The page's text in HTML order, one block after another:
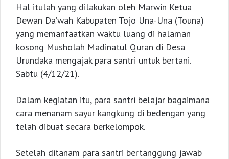
Hal itulah yang dilakukan oleh Marwin Ketua
Dewan Da’wah Kabupaten Tojo Una-Una (Touna)
yang memanfaatkan waktu luang di halaman
kosong Musholah Madinatul Quran di Desa
Urundaka mengajak para santri untuk bertani.
Sabtu (4/12/21).
Dalam kegiatan itu, para santri belajar bagaimana
cara menanam sayur kangkung di bedengan yang
telah dibuat secara berkelompok.
Setelah ditanam para santri bertanggung jawab